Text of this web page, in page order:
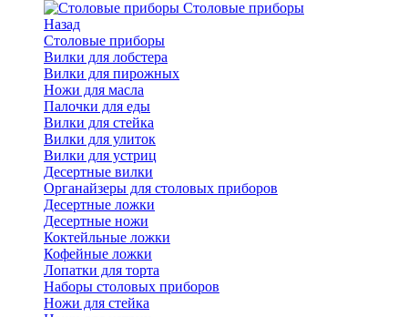
Cтоловые приборы
Назад
Cтоловые приборы
Вилки для лобстера
Вилки для пирожных
Ножи для масла
Палочки для еды
Вилки для стейка
Вилки для улиток
Вилки для устриц
Десертные вилки
Органайзеры для столовых приборов
Десертные ложки
Десертные ножи
Коктейльные ложки
Кофейные ложки
Лопатки для торта
Наборы столовых приборов
Ножи для стейка